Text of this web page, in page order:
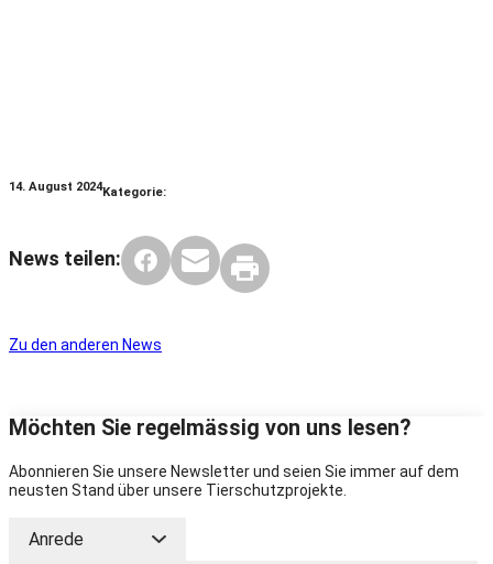
14. August 2024Kategorie:
News teilen:
Zu den anderen News
Möchten Sie regelmässig von uns lesen?
Abonnieren Sie unsere Newsletter und seien Sie immer auf dem
neusten Stand über unsere Tierschutzprojekte.